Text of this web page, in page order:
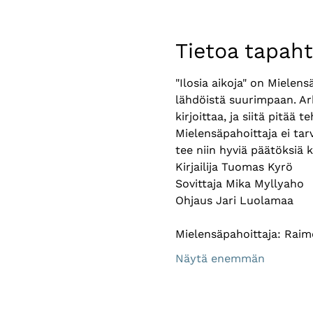
Tietoa
"Ilosia aikoja" on
lähdöistä suurimpaan.
kirjoittaa, ja siitä pitää
Mielensäpahoittaja ei
tee niin hyviä päätöksiä
Kirjailija Tuomas Kyrö
Sovittaja Mika Myllyaho
Ohjaus Jari Luolamaa
Mielensäpahoittaja:
Näytä enemmän